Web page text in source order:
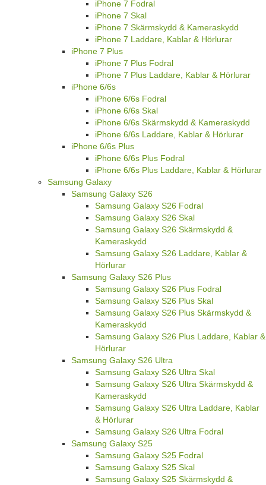
iPhone 7 Fodral
iPhone 7 Skal
iPhone 7 Skärmskydd & Kameraskydd
iPhone 7 Laddare, Kablar & Hörlurar
iPhone 7 Plus
iPhone 7 Plus Fodral
iPhone 7 Plus Laddare, Kablar & Hörlurar
iPhone 6/6s
iPhone 6/6s Fodral
iPhone 6/6s Skal
iPhone 6/6s Skärmskydd & Kameraskydd
iPhone 6/6s Laddare, Kablar & Hörlurar
iPhone 6/6s Plus
iPhone 6/6s Plus Fodral
iPhone 6/6s Plus Laddare, Kablar & Hörlurar
Samsung Galaxy
Samsung Galaxy S26
Samsung Galaxy S26 Fodral
Samsung Galaxy S26 Skal
Samsung Galaxy S26 Skärmskydd &
Kameraskydd
Samsung Galaxy S26 Laddare, Kablar &
Hörlurar
Samsung Galaxy S26 Plus
Samsung Galaxy S26 Plus Fodral
Samsung Galaxy S26 Plus Skal
Samsung Galaxy S26 Plus Skärmskydd &
Kameraskydd
Samsung Galaxy S26 Plus Laddare, Kablar &
Hörlurar
Samsung Galaxy S26 Ultra
Samsung Galaxy S26 Ultra Skal
Samsung Galaxy S26 Ultra Skärmskydd &
Kameraskydd
Samsung Galaxy S26 Ultra Laddare, Kablar
& Hörlurar
Samsung Galaxy S26 Ultra Fodral
Samsung Galaxy S25
Samsung Galaxy S25 Fodral
Samsung Galaxy S25 Skal
Samsung Galaxy S25 Skärmskydd &